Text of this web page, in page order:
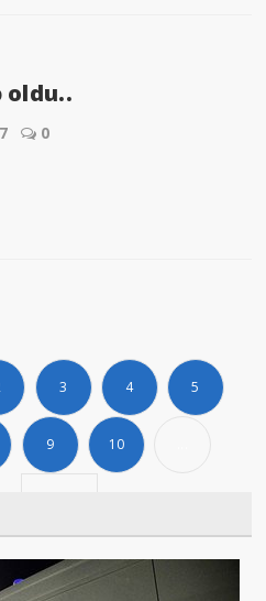
oldu..
0
3 4 5
9 10